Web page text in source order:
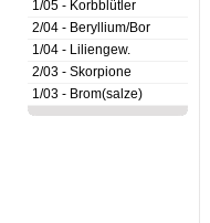
1/05 - Korbblütler
2/04 - Beryllium/Bor
1/04 - Liliengew.
2/03 - Skorpione
1/03 - Brom(salze)